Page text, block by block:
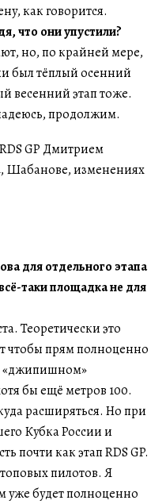
как говорится.
что они упустили?
но, по крайней мере,
был тёплый осенний
весенний этап тоже.
продолжим.
для отдельного этапа
таки площадка не для
Теоретически это
чтобы прям полноценно
«джипишном»
бы ещё метров 100.
расширяться. Но при
Кубка России и
почти как этап RDS GP.
топовых пилотов. Я
уже будет полноценно